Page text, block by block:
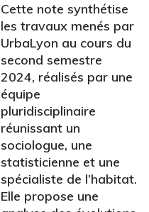
Cette note synthétise
les travaux menés par
UrbaLyon au cours du
second semestre
2024, réalisés par une
équipe
pluridisciplinaire
réunissant un
sociologue, une
statisticienne et une
spécialiste de l’habitat.
Elle propose une